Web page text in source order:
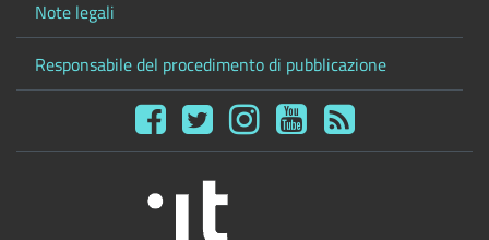
Note legali
Responsabile del procedimento di pubblicazione